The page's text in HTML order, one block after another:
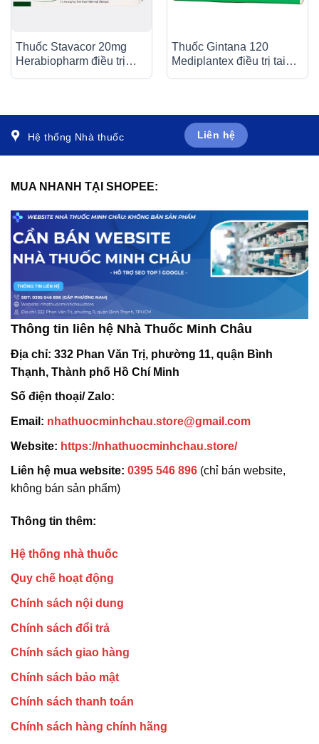
Thuốc Stavacor 20mg
Herabiopharm điều trị
Thuốc Gintana 120
Mediplantex điều trị tai
Hệ thống Nhà thuốc Liên hệ
MUA NHANH TẠI SHOPEE:
Thông tin liên hệ Nhà Thuốc Minh Châu
Địa chỉ: 332 Phan Văn Trị, phường 11, quận Bình
Thạnh, Thành phố Hồ Chí Minh
Số điện thoại/ Zalo:
Email: nhathuocminhchau.store@gmail.com
Website: https://nhathuocminhchau.store/
Liên hệ mua website: 0395 546 896 (chỉ bán website,
không bán sản phẩm)
Thông tin thêm:
Hệ thống nhà thuốc
Quy chế hoạt động
Chính sách nội dung
Chính sách đổi trả
Chính sách giao hàng
Chính sách bảo mật
Chính sách thanh toán
Chính sách hàng chính hãng